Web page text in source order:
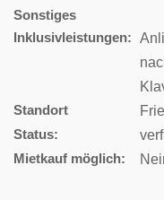
Sonstiges
Inklusivleistungen:
Standort
Status:
Mietkauf möglich: